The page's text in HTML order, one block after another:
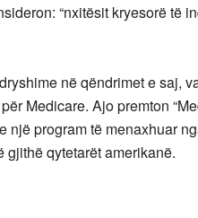
“nxitësit kryesorë të
në qëndrimet e saj,
Medicare. Ajo premton
një program të menaxhuar
gjithë qytetarët amerikanë.